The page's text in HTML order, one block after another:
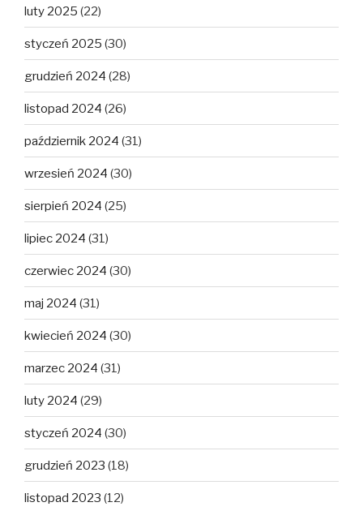
luty 2025 (22)
styczeń 2025 (30)
grudzień 2024 (28)
listopad 2024 (26)
październik 2024 (31)
wrzesień 2024 (30)
sierpień 2024 (25)
lipiec 2024 (31)
czerwiec 2024 (30)
maj 2024 (31)
kwiecień 2024 (30)
marzec 2024 (31)
luty 2024 (29)
styczeń 2024 (30)
grudzień 2023 (18)
listopad 2023 (12)